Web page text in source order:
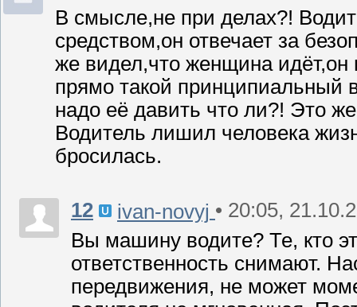
В смысле,не при делах?!
средством,он отвечает за
же видел,что женщина идёт,он
прямо такой принципиальный
надо её давить что ли?! Это
Водитель лишил человека
бросилась.
12 ivan-novyj • 20:05,
Вы машину водите? Те, кто
ответственность снимают.
передвижения, не может